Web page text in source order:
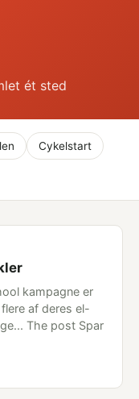
ét sted
Cykelstart
kampagne er
af deres el-
The post Spar